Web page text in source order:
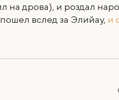
на дрова), и роздал
вслед за Элийау, и